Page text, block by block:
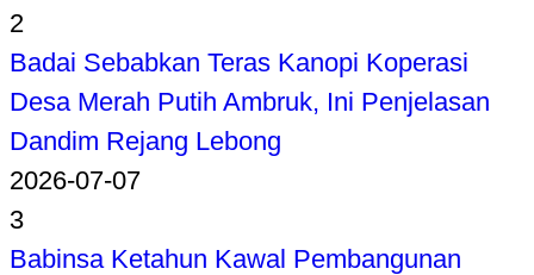
2
Badai Sebabkan Teras Kanopi Koperasi
Desa Merah Putih Ambruk, Ini Penjelasan
Dandim Rejang Lebong
2026-07-07
3
Babinsa Ketahun Kawal Pembangunan